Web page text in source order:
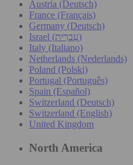
Austria (Deutsch)
France (Français)
Germany (Deutsch)
Israel (עִברִית)
Italy (Italiano)
Netherlands (Nederlands)
Poland (Polski)
Portugal (Português)
Spain (Español)
Switzerland (Deutsch)
Switzerland (English)
United Kingdom
North America